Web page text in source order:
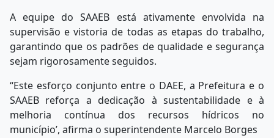
A equipe do SAAEB está ativamente envolvida na
supervisão e vistoria de todas as etapas do trabalho,
garantindo que os padrões de qualidade e segurança
sejam rigorosamente seguidos.
“Este esforço conjunto entre o DAEE, a Prefeitura e o
SAAEB reforça a dedicação à sustentabilidade e à
melhoria contínua dos recursos hídricos no
município’, afirma o superintendente Marcelo Borges